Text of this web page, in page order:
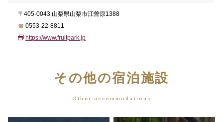
〒405-0043 山梨県山梨市江曽原1388
☎ 0553-22-8811
https://www.fruitpark.jp
その他の宿泊施設
Other accommodations